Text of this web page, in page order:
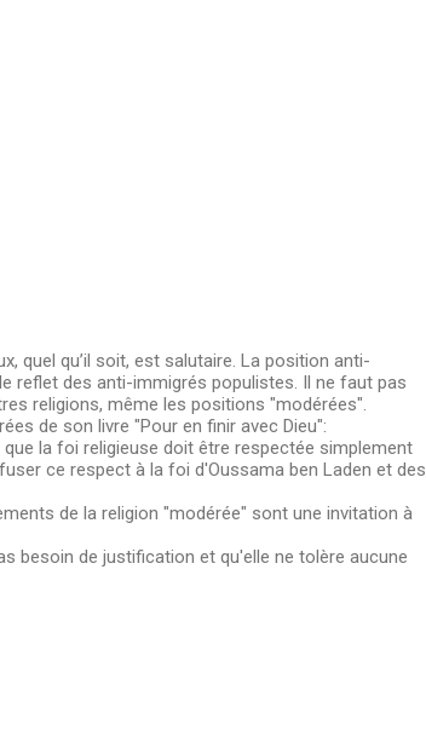
quel qu’il soit, est salutaire. La position anti-
reflet des anti-immigrés populistes. Il ne faut pas
religions, même les positions "modérées".
de son livre "Pour en finir avec Dieu":
la foi religieuse doit être respectée simplement
ce respect à la foi d'Oussama ben Laden et des
de la religion "modérée" sont une invitation à
besoin de justification et qu'elle ne tolère aucune